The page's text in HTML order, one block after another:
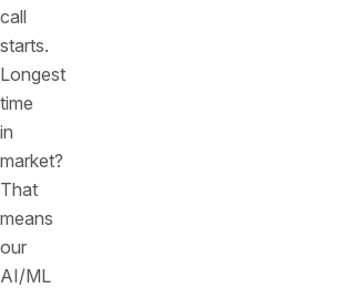
call
starts.
Longest
time
in
market?
That
means
our
AI/ML